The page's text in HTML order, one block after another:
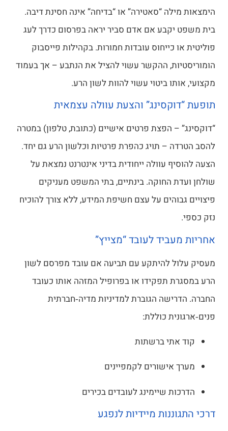
“סאטירה” או “בדיחה” אינה חסינת דיבה.
יקבע אם אדם סביר יראה בפרסום כדרך לעג
כייחוס עובדות חמורות. בקהילות פייסבוק
ההקשר עשוי להציל את הנתבע – אך בעמוד
ביטוי עשוי להוות לשון הרע.
והצעת עוולה עצמאית
– הפצת פרטים אישיים (כתובת, טלפון) במטרה
– תויג כהפרת פרטיות וכלשון הרע גם יחד.
עוולה ייחודית בדיני אינטרנט נמצאת על
החוקה. בינתיים, בתי המשפט מעניקים
על עצם חשיפת המידע, ללא צורך להוכיח
לעובד “מצייץ”
להיתקע עם תביעה אם עובד מפרסם לשון
תפקידו או בפרופיל המזהה אותו כעובד
הגוברת למדיניות מדיה‑חברתית
כוללת:
אתי ברשתות
אישורים לקמפיינים
שיימינג לעובדים בכירים
מיידיות לנפגע